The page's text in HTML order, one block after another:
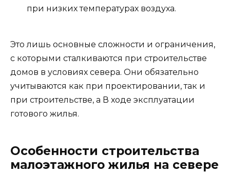
при низких температурах воздуха.
Это лишь основные сложности и ограничения,
с которыми сталкиваются при строительстве
домов в условиях севера. Они обязательно
учитываются как при проектировании, так и
при строительстве, а В ходе эксплуатации
готового жилья.
Особенности строительства
малоэтажного жилья на севере